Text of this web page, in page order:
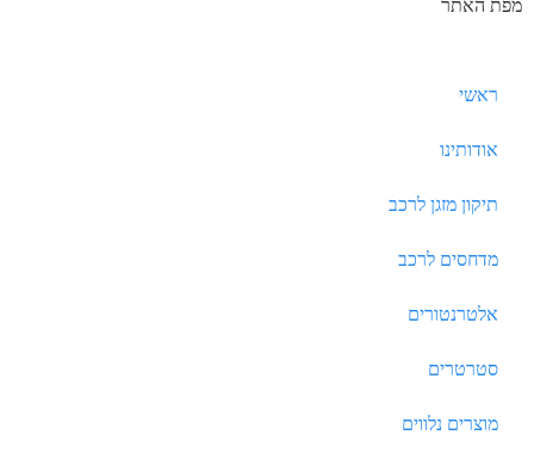
מפת האתר
ראשי
אודותינו
תיקון מזגן לרכב
מדחסים לרכב
אלטרנטורים
סטרטרים
מוצרים נלווים